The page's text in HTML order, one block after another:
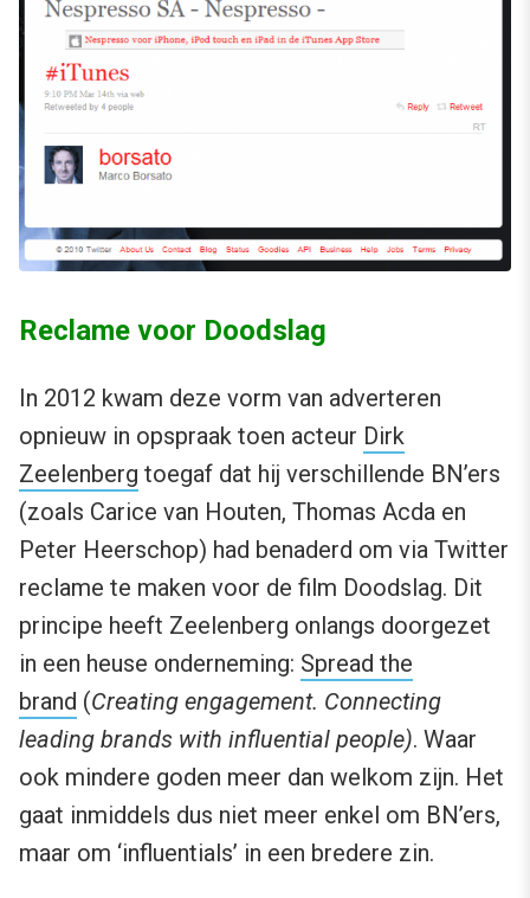
Reclame voor Doodslag
In 2012 kwam deze vorm van adverteren
opnieuw in opspraak toen acteur Dirk
Zeelenberg toegaf dat hij verschillende BN’ers
(zoals Carice van Houten, Thomas Acda en
Peter Heerschop) had benaderd om via Twitter
reclame te maken voor de film Doodslag. Dit
principe heeft Zeelenberg onlangs doorgezet
in een heuse onderneming: Spread the
brand (Creating engagement. Connecting
leading brands with influential people). Waar
ook mindere goden meer dan welkom zijn. Het
gaat inmiddels dus niet meer enkel om BN’ers,
maar om ‘influentials’ in een bredere zin.